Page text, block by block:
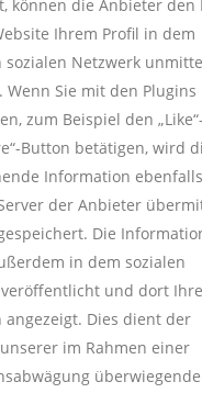
können die Anbieter den
Ihrem Profil in dem
sozialen Netzwerk
Wenn Sie mit den Plugins
zum Beispiel den
Button betätigen, wird
Information
der Anbieter
Die
in dem sozialen
und dort
angezeigt. Dies dient der
im Rahmen einer